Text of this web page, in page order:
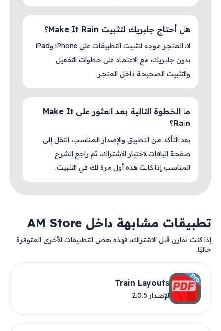
هل أحتاج جلبريك لتثبيت Make It Rain؟
لا، المتجر موجه لتثبيت التطبيقات على iPhone وiPad
بدون جلبريك، مع الاعتماد على خطوات التفعيل
والتثبيت الصحيحة داخل المتجر.
ما الخطوة التالية بعد العثور على Make It
Rain؟
بعد التأكد من التطبيق والإصدار المناسب، انتقل إلى
صفحة الباقات لاختيار الاشتراك، ثم راجع الشرح
المناسب إذا كانت هذه أول مرة لك في التثبيت.
تطبيقات مشابهة داخل AM Store
إذا كنت تقارن قبل الاشتراك، فهذه بعض التطبيقات الأخرى المتوفرة
حاليًا.
Train Layouts
الإصدار 2.0.5